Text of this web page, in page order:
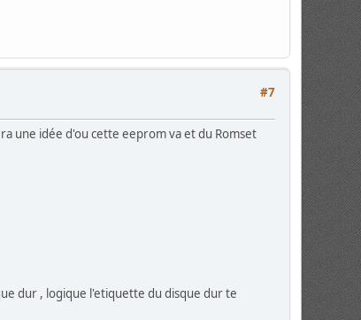
#7
une idée d'ou cette eeprom va et du Romset
dur , logique l'etiquette du disque dur te